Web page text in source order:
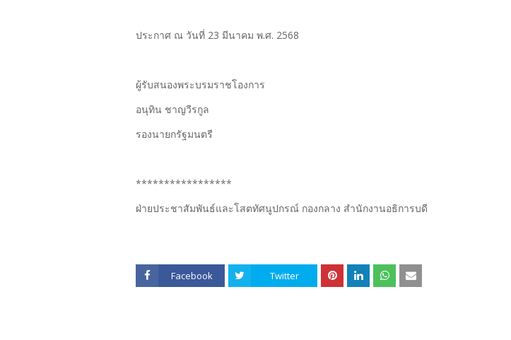
ประกาศ ณ วันที่ 23 มีนาคม พ.ศ. 2568
ผู้รับสนองพระบรมราชโองการ
อนุทิน ชาญวีรกูล
รองนายกรัฐมนตรี
*****************
ฝ่ายประชาสัมพันธ์และโสตทัศนูปกรณ์ กองกลาง สำนักงานอธิการบดี
Facebook Twitter